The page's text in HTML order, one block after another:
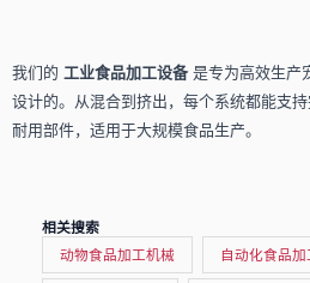
我们的 工业食品加工设备是专为高效生产
设计的。从混合到挤出，每个系统都能支
耐用部件，适用于大规模食品生产。
相关搜索
动物食品加工机械 自动化食品加